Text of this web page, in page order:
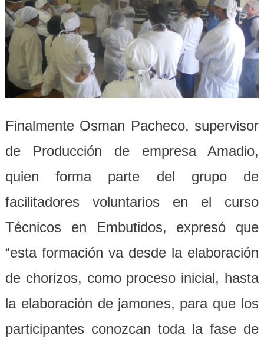
Finalmente Osman Pacheco, supervisor
de Producción de empresa Amadio,
quien forma parte del grupo de
facilitadores voluntarios en el curso
Técnicos en Embutidos, expresó que
“esta formación va desde la elaboración
de chorizos, como proceso inicial, hasta
la elaboración de jamones, para que los
participantes conozcan toda la fase de